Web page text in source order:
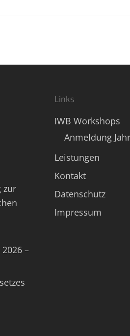
zur
–
Links
IWB Workshops
Anmeldung
Leistungen
Kontakt
Datenschutz
Impressum